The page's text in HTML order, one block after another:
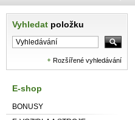
Vyhledat položku
Rozšířené vyhledávání
E-shop
BONUSY